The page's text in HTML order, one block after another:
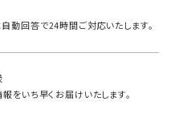
動回答で24時間ご対応いたします。
をいち早く お届けいたします。